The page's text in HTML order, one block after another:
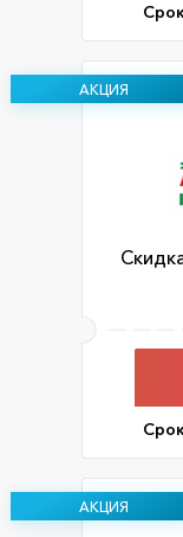
АКЦИЯ
АКЦИЯ